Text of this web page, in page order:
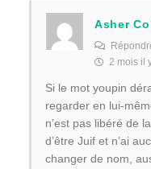
Asher
2 mois il
Si le mot youpin
regarder en lui-
n’est pas libéré de
d’être Juif et n’ai
changer de nom,